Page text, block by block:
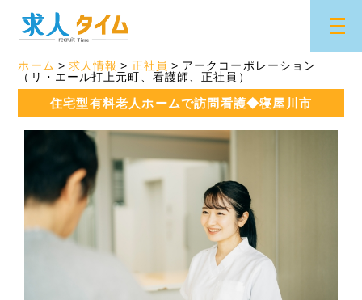
ホーム 求人情報 正社員
アークコーポレーション
（リ・エール打上元町、看護師、正社員）
住宅型有料老人ホームで訪問看護◆寝屋川市